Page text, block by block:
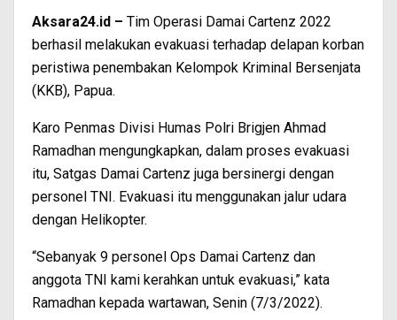
Aksara24.id – Tim Operasi Damai Cartenz 2022
berhasil melakukan evakuasi terhadap delapan korban
peristiwa penembakan Kelompok Kriminal Bersenjata
(KKB), Papua.
Karo Penmas Divisi Humas Polri Brigjen Ahmad
Ramadhan mengungkapkan, dalam proses evakuasi
itu, Satgas Damai Cartenz juga bersinergi dengan
personel TNI. Evakuasi itu menggunakan jalur udara
dengan Helikopter.
“Sebanyak 9 personel Ops Damai Cartenz dan
anggota TNI kami kerahkan untuk evakuasi,” kata
Ramadhan kepada wartawan, Senin (7/3/2022).